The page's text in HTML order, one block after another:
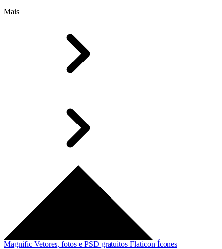
Mais
Magnific Vetores, fotos e PSD gratuitos Flaticon Ícones